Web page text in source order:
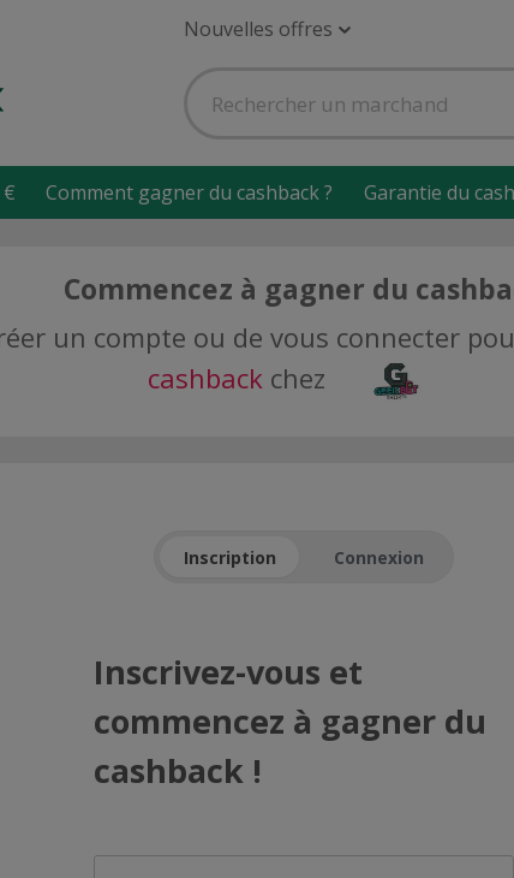
Nouvelles offres
Comment gagner du cashback ? Garantie du
Commencez à gagner du
un compte ou de vous connecter
cashback chez
Inscription Connexion
Inscrivez-vous et
commencez à gagner du
cashback !